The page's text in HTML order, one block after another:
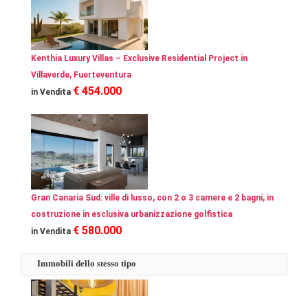
Kenthia Luxury Villas – Exclusive Residential Project in
Villaverde, Fuerteventura
in Vendita € 454.000
Gran Canaria Sud: ville di lusso, con 2 o 3 camere e 2 bagni, in
costruzione in esclusiva urbanizzazione golfistica
in Vendita € 580.000
Immobili dello stesso tipo